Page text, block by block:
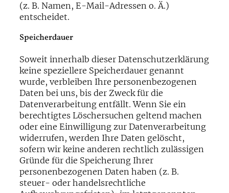
(z. B. Namen, E-Mail-Adressen o. Ä.)
entscheidet.
Speicherdauer
Soweit innerhalb dieser Datenschutzerklärung
keine speziellere Speicherdauer genannt
wurde, verbleiben Ihre personenbezogenen
Daten bei uns, bis der Zweck für die
Datenverarbeitung entfällt. Wenn Sie ein
berechtigtes Löschersuchen geltend machen
oder eine Einwilligung zur Datenverarbeitung
widerrufen, werden Ihre Daten gelöscht,
sofern wir keine anderen rechtlich zulässigen
Gründe für die Speicherung Ihrer
personenbezogenen Daten haben (z. B.
steuer- oder handelsrechtliche